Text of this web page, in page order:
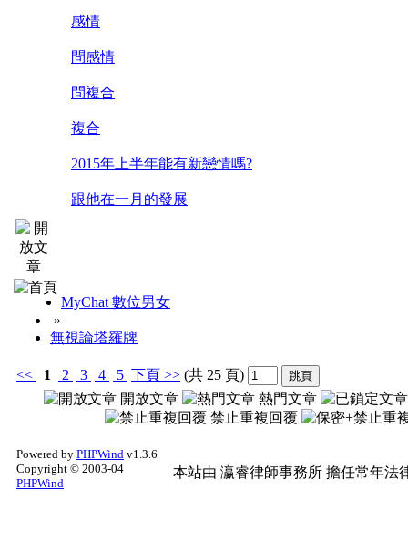
感情
問感情
問複合
複合
2015年上半年能有新戀情嗎?
跟他在一月的發展
MyChat 數位男女
»
無視論塔羅牌
<< 1 2 3 4 5 下頁 >> (共 25 頁)
開放文章
熱門文章
禁止重複回覆
Powered by PHPWind v1.3.6
Copyright © 2003-04
PHPWind
本站由 瀛睿律師事務所 擔任常年法